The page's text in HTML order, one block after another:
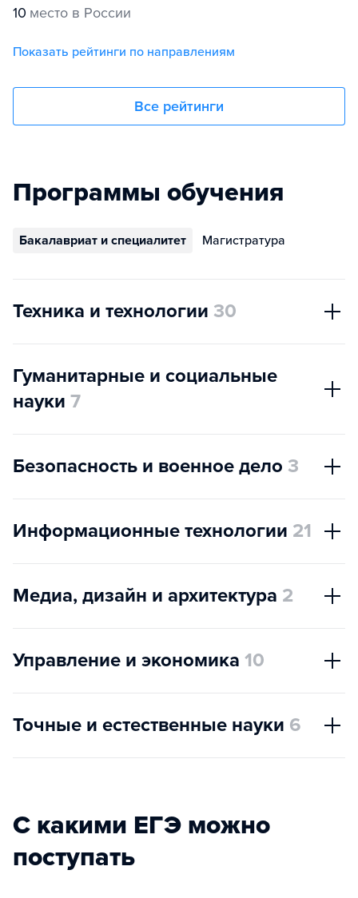
10 место в России
Показать рейтинги по направлениям
Все рейтинги
Программы обучения
Бакалавриат и специалитет Магистратура
Техника и технологии 30
Гуманитарные и социальные
науки 7
Безопасность и военное дело 3
Информационные технологии 21
Медиа, дизайн и архитектура 2
Управление и экономика 10
Точные и естественные науки 6
С какими ЕГЭ можно
поступать